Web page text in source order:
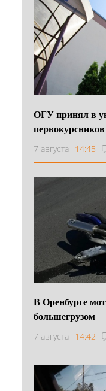
ОГУ принял в
первокурсников
7 августа 14:45
В Оренбурге
большегрузом
7 августа 14:42